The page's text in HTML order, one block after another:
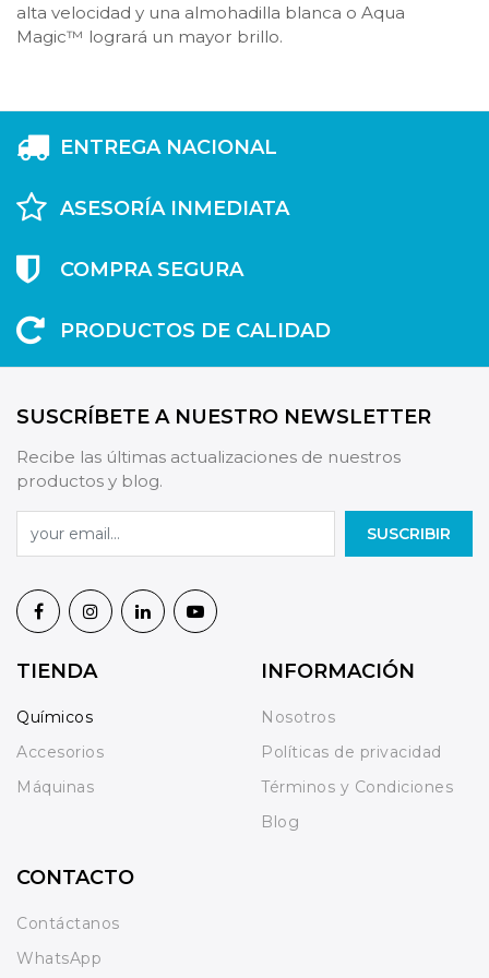
alta velocidad y una almohadilla blanca o Aqua
Magic™ logrará un mayor brillo.
ENTREGA NACIONAL
ASESORÍA INMEDIATA
COMPRA SEGURA
PRODUCTOS DE CALIDAD
SUSCRÍBETE A NUESTRO NEWSLETTER
Recibe las últimas actualizaciones de nuestros
productos y blog.
SUSCRIBIR
TIENDA
Químicos
Accesorios
Máquinas
INFORMACIÓN
Nosotros
Políticas de privacidad
Términos y Condiciones
Blog
CONTACTO
Contáctanos
WhatsApp